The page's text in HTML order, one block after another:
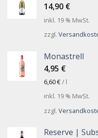
14,90 €
inkl. 19 % MwSt.
zzgl.
Monastrell
4,95 €
6,60€/ l
inkl. 19 % MwSt.
zzgl.
Reserve |